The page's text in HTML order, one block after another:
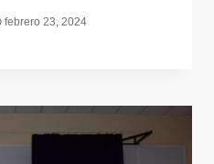
febrero 23, 2024